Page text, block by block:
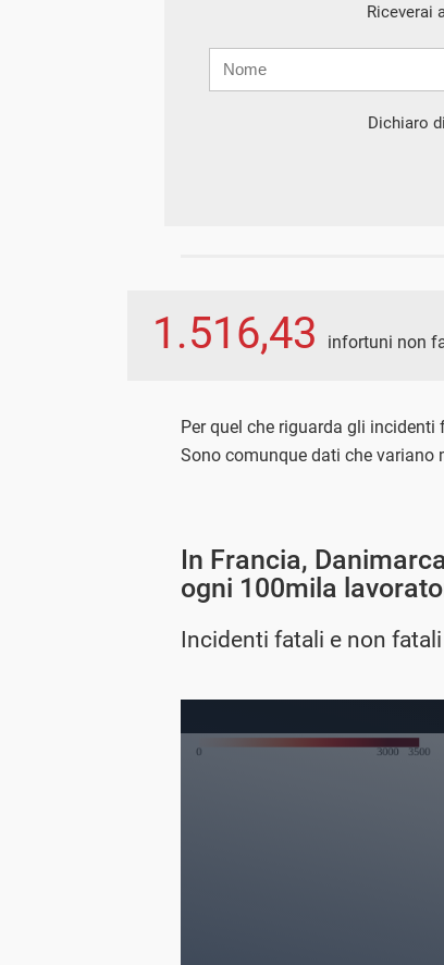
Riceverai
mail
Dichiaro
1.516,43 infortuni non
Per quel che riguarda gli
Sono comunque dati che variano
In Francia,
ogni 100mila
Incidenti fatali e non